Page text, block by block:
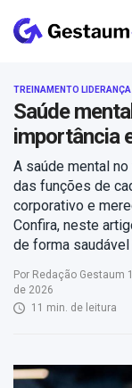
TREINAMENTO LIDERANÇA
Saúde
importância
A saúde mental
das funções de
corporativo e
Confira, neste
de forma
Por Redação Gestaum
de 2026
11 min. de leitura